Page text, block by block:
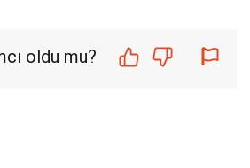
oldu mu?